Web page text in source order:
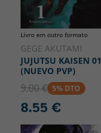
Livro em outro formato
GEGE AKUTAMI
JUJUTSU KAISEN 01
(NUEVO PVP)
9.00 € 5% DTO
8.55 €